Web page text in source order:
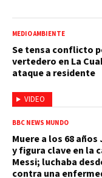
VIDEO
MEDIO AMBIENTE
Se tensa conflicto
vertedero en La
ataque a residente
BBC NEWS MUNDO
Muere a los 68
y figura clave en la
Messi; luchaba
contra una